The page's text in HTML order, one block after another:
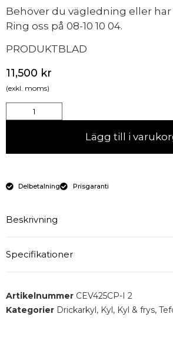
Behöver du vägledning eller
Ring oss på 08-10 10 04.
PRODUKTBLAD
11,500 kr
(exkl. moms)
Lägg till i
Delbetalning Prisgaranti
Beskrivning
Drickakyl med glasdörr från
Specifikationer
Ljudnivå dBA : 45
Artikelnummer CEV425CP-I 2
Kategorier Drickarkyl , Kyl , Kyl & frys,